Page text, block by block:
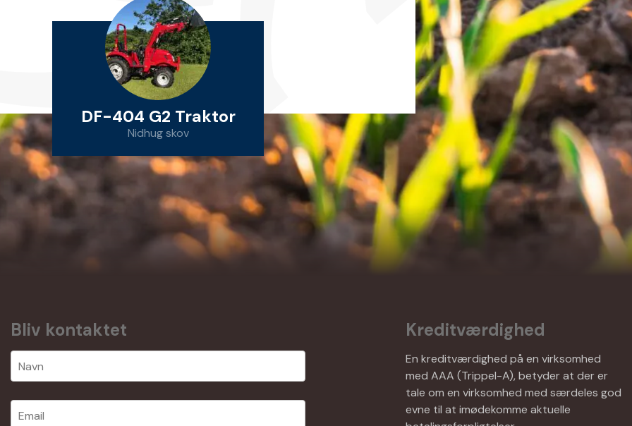
DF-404 G2 Traktor
Nidhug skov
Bliv kontaktet Kreditværdighed
En kreditværdighed på en virksomhed
med AAA (Trippel-A), betyder at der er
tale om en virksomhed med særdeles god
evne til at imødekomme aktuelle